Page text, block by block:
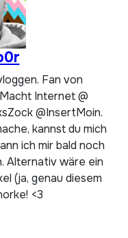
Fan von
Internet @
@InsertMoin.
kannst du mich
ich mir bald noch
Alternativ wäre ein
(ja, genau diesem
<3